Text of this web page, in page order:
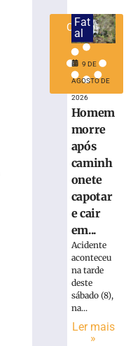
Carregar
mais »
Fat
al
9 DE
AGOSTO DE
2026
Homem
morre
após
caminh
onete
capotar
e cair
em...
Acidente
aconteceu
na tarde
deste
sábado (8),
na...
Ler mais
»